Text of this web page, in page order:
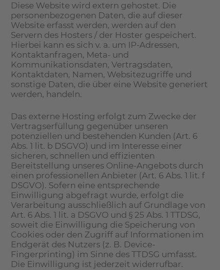
Diese Website wird extern gehostet. Die
personenbezogenen Daten, die auf dieser
Website erfasst werden, werden auf den
Servern des Hosters / der Hoster gespeichert.
Hierbei kann es sich v. a. um IP-Adressen,
Kontaktanfragen, Meta- und
Kommunikationsdaten, Vertragsdaten,
Kontaktdaten, Namen, Websitezugriffe und
sonstige Daten, die über eine Website generiert
werden, handeln.
Das externe Hosting erfolgt zum Zwecke der
Vertragserfüllung gegenüber unseren
potenziellen und bestehenden Kunden (Art. 6
Abs. 1 lit. b DSGVO) und im Interesse einer
sicheren, schnellen und effizienten
Bereitstellung unseres Online-Angebots durch
einen professionellen Anbieter (Art. 6 Abs. 1 lit. f
DSGVO). Sofern eine entsprechende
Einwilligung abgefragt wurde, erfolgt die
Verarbeitung ausschließlich auf Grundlage von
Art. 6 Abs. 1 lit. a DSGVO und § 25 Abs. 1 TTDSG,
soweit die Einwilligung die Speicherung von
Cookies oder den Zugriff auf Informationen im
Endgerät des Nutzers (z. B. Device-
Fingerprinting) im Sinne des TTDSG umfasst.
Die Einwilligung ist jederzeit widerrufbar.